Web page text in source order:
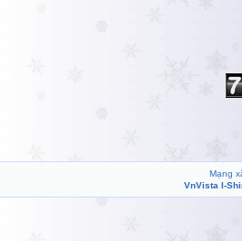
Mạng
VnVista I-